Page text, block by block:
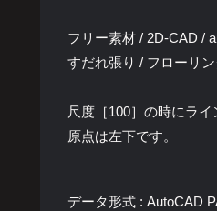
フリー素材 / 2D-CAD /
すだれ張り / フローリ
尺度［100］の時にライ
原点は左下です。
データ形式 : AutoCAD